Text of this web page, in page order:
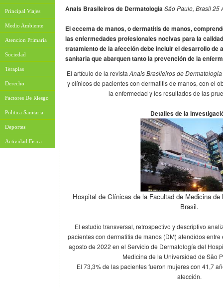
Principal Viajes
Medio Ambiente
Atencion Primaria
Sociedad
Terapias
Derecho
Factores De Riesgo
Politica Sanitaria
Deportes
Actividad Fisica
Anais Brasileiros de DermatologiaSão Paulo, Brasil 25
El eccema de manos, o dermatitis de manos,
las enfermedades profesionales nocivas para la
tratamiento de la afección debe incluir el desarrollo de
sanitaria que abarquen tanto la prevención de la
El artículo de la revista Anais Brasileiros de Dermatologia
y clínicos de pacientes con dermatitis de manos, con el
la enfermedad y los resultados de las
Detalles de la
Hospital de Clínicas de la Facultad de Medicina
Brasil.
El estudio transversal, retrospectivo y descriptivo
pacientes con dermatitis de manos (DM) atendidos
agosto de 2022 en el Servicio de Dermatología del
Medicina de la Universidad de São
El 73,3% de las pacientes fueron mujeres con 41,7
afección.